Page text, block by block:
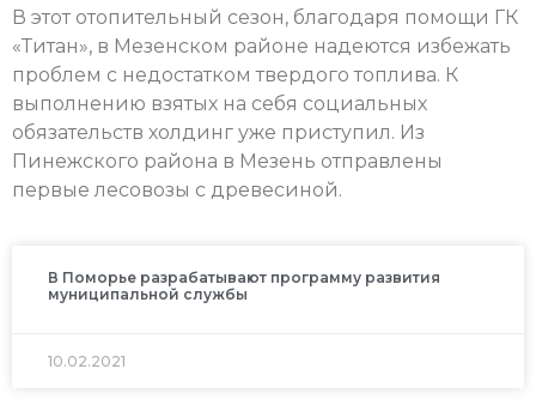
В этот отопительный сезон, благодаря помощи ГК
«Титан», в Мезенском районе надеются избежать
проблем с недостатком твердого топлива. К
выполнению взятых на себя социальных
обязательств холдинг уже приступил. Из
Пинежского района в Мезень отправлены
первые лесовозы с древесиной.
В Поморье разрабатывают программу развития
муниципальной службы
10.02.2021